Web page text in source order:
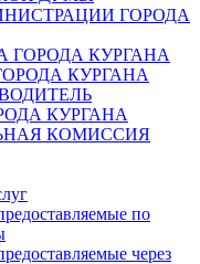
ГОРОДА
ГОРОДА КУРГАНА
КУРГАНА
КУРГАНА
КОМИССИЯ
по
через